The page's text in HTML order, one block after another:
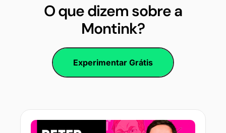
O que dizem sobre a
Montink?
Experimentar Grátis